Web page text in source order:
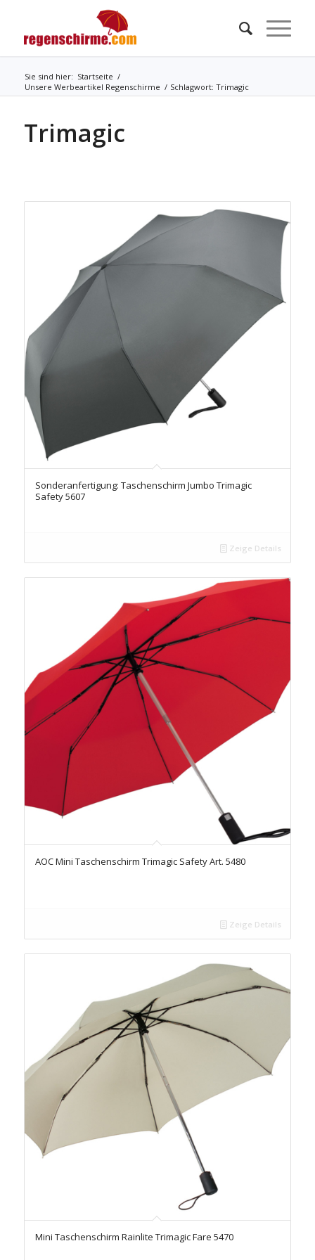
Sie sind hier: Startseite /
Unsere Werbeartikel Regenschirme / Schlagwort: Trimagic
Trimagic
Sonderanfertigung: Taschenschirm Jumbo Trimagic
Safety 5607
Zeige Details
AOC Mini Taschenschirm Trimagic Safety Art. 5480
Zeige Details
Mini Taschenschirm Rainlite Trimagic Fare 5470